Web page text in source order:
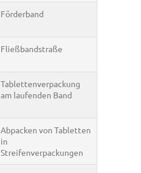
Förderband
Fließbandstraße
Tablettenverpackung
am laufenden Band
Abpacken von Tabletten
in
Streifenverpackungen